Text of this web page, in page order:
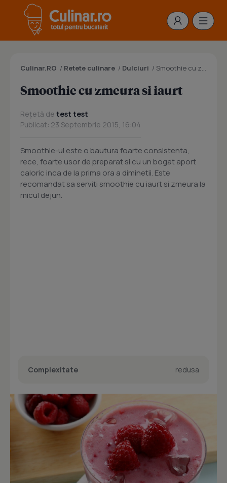
Culinar.RO / Retete culinare / Dulciuri / Smoothie cu zmeura si iaurt
Smoothie cu zmeura si iaurt
Rețetă de test test
Publicat: 23 Septembrie 2015, 16:04
Smoothie-ul este o bautura foarte consistenta,
rece, foarte usor de preparat si cu un bogat aport
caloric inca de la prima ora a diminetii. Este
recomandat sa serviti smoothie cu iaurt si zmeura la
micul dejun.
Complexitate redusa